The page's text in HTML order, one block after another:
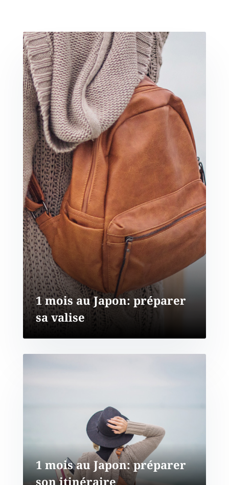
1 mois au Japon: préparer
sa valise
1 mois au Japon: préparer
son itinéraire